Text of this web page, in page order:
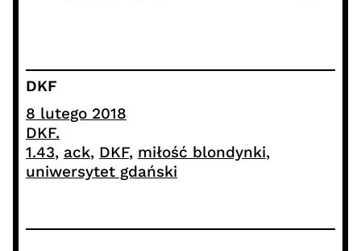
DKF
8 lutego 2018
DKF.
1.43, ack, DKF, miłość blondynki ,
uniwersytet gdański